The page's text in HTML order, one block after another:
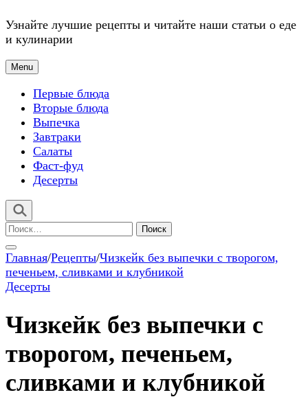
Узнайте лучшие рецепты и читайте наши статьи о еде
и кулинарии
Menu
Первые блюда
Вторые блюда
Выпечка
Завтраки
Салаты
Фаст-фуд
Десерты
Найти:
Главная/Рецепты/Чизкейк без выпечки с творогом,
печеньем, сливками и клубникой
Десерты
Чизкейк без выпечки с
творогом, печеньем,
сливками и клубникой